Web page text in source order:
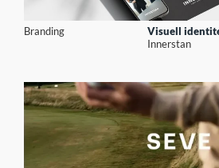
Branding
Visuell
Innerstan